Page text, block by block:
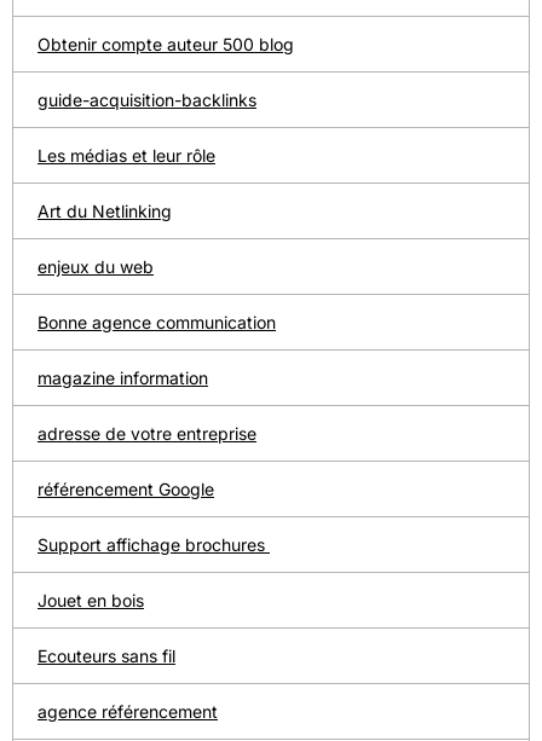
Obtenir compte auteur 500 blog
guide-acquisition-backlinks
Les médias et leur rôle
Art du Netlinking
enjeux du web
Bonne agence communication
magazine information
adresse de votre entreprise
référencement Google
Support affichage brochures
Jouet en bois
Ecouteurs sans fil
agence référencement